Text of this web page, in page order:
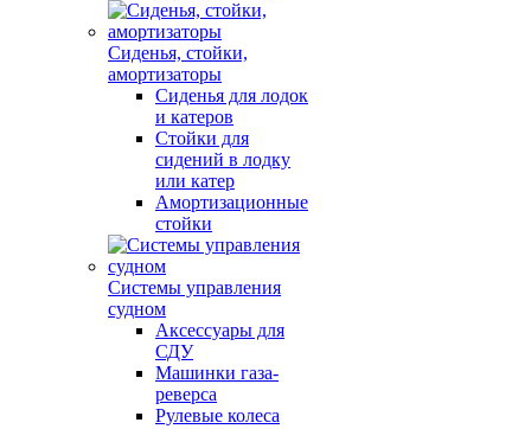
Сиденья, стойки,
амортизаторы
Сиденья для лодок
и катеров
Стойки для
сидений в лодку
или катер
Амортизационные
стойки
Системы управления
судном
Аксессуары для
СДУ
Машинки газа-
реверса
Рулевые колеса